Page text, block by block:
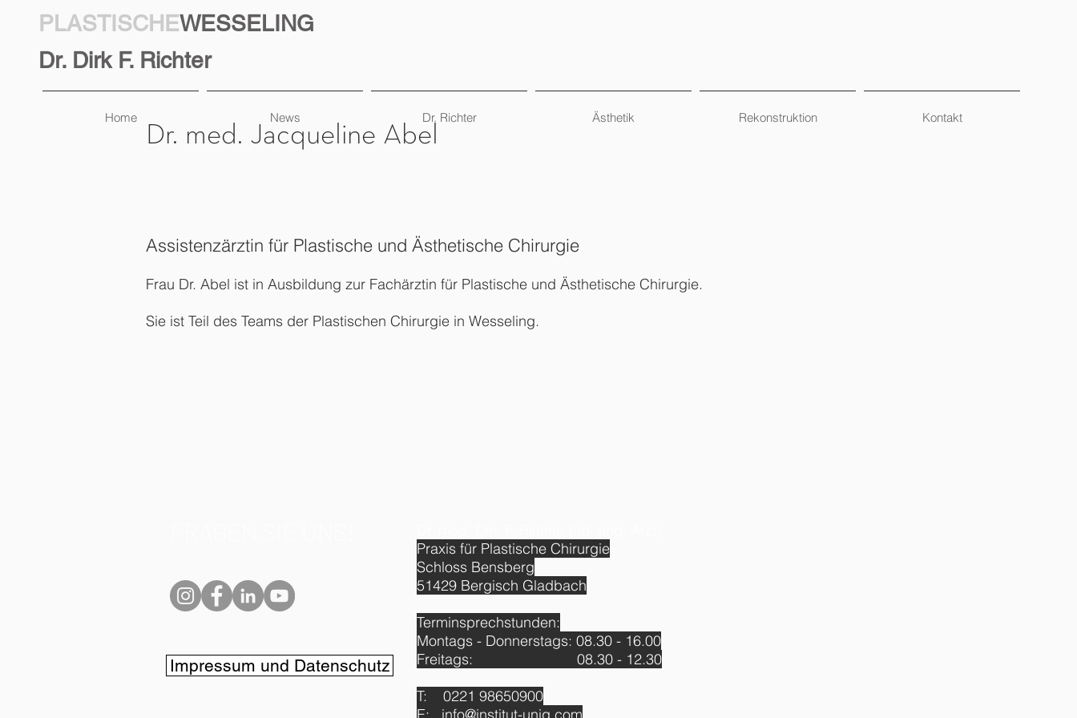
PLASTISCHEWESSELING
Dr. Dirk F. Richter
Home News Dr. Richter Ästhetik Rekonstruktion Kontakt
Dr. med. Jacqueline Abel
Assistenzärztin für Plastische und Ästhetische Chirurgie
Frau Dr. Abel ist in Ausbildung zur Fachärztin für Plastische und Ästhetische Chirurgie.
Sie ist Teil des Teams der Plastischen Chirurgie in Wesseling.
Praxis für Plastische Chirurgie
Schloss Bensberg
51429 Bergisch Gladbach
Terminsprechstunden:
Montags - Donnerstags: 08.30 - 16.00
Freitags: 08.30 - 12.30
T: 0221 98650900
Impressum und Datenschutz